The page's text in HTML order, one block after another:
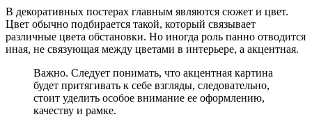
В декоративных постерах главным являются сюжет и цвет.
Цвет обычно подбирается такой, который связывает
различные цвета обстановки. Но иногда роль панно отводится
иная, не связующая между цветами в интерьере, а акцентная.
Важно. Следует понимать, что акцентная картина
будет притягивать к себе взгляды, следовательно,
стоит уделить особое внимание ее оформлению,
качеству и рамке.